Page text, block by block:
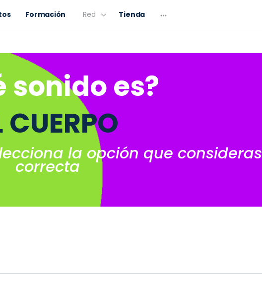
Formación Red Tienda
sonido es?
CUERPO
la opción que consideras
correcta